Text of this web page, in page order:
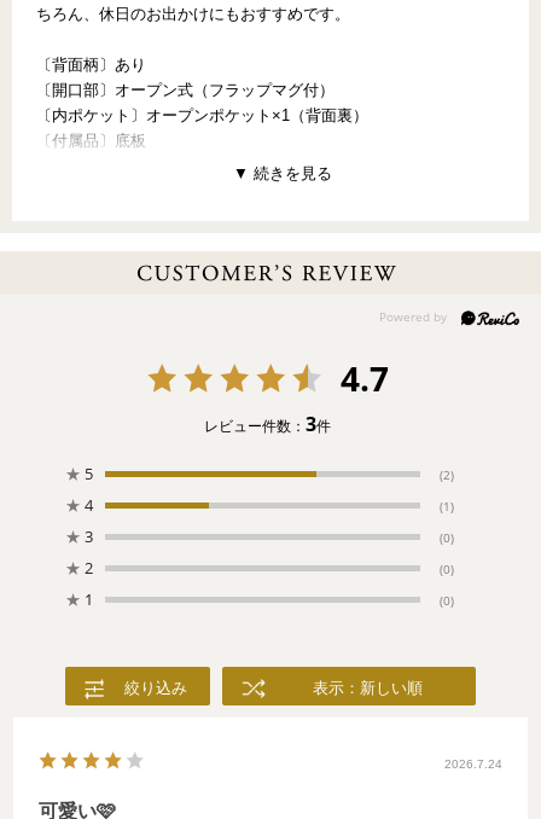
ちろん、休日のお出かけにもおすすめです。
〔背面柄〕あり
〔開口部〕オープン式（フラップマグ付）
〔内ポケット〕オープンポケット×1（背面裏）
〔付属品〕底板
シェイクスピアの『真夏の夜の夢』でいたずら好きの妖精が使っ
カルに、くるくると舞う妖精たち。一夜の夢のような恋物語に魅
4.7
レビュー件数： 3件
★ 5 (2)
★ 4 (1)
★ 3 (0)
★ 2 (0)
★ 1 (0)
絞り込み 表示：新しい順
2026.7.24
可愛い🩷